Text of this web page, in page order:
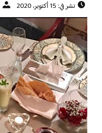
نشر في: 15 أكتوبر، 2020